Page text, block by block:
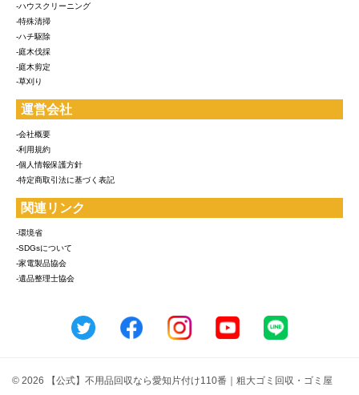
-ハウスクリーニング
-特殊清掃
-ハチ駆除
-庭木伐採
-庭木剪定
-草刈り
運営会社
-会社概要
-利用規約
-個人情報保護方針
-特定商取引法に基づく表記
関連リンク
-環境省
-SDGsについて
-家電製品協会
-遺品整理士協会
© 2026 【公式】不用品回収なら愛知片付け110番｜粗大ゴミ回収・ゴミ屋